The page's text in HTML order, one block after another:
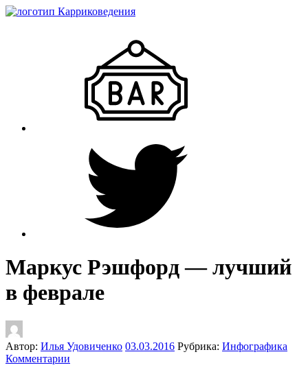
Маркус Рэшфорд — лучший
в феврале
Автор: Илья Удовиченко 03.03.2016 Рубрика: Инфографика
Комментарии